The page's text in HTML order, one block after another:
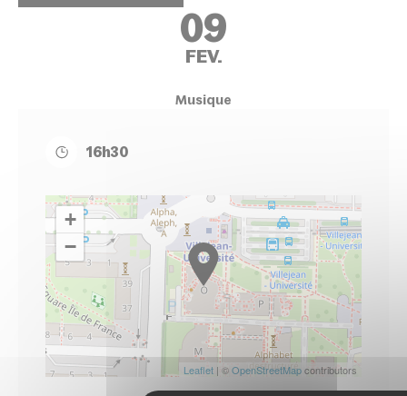
09
FEV.
Musique
16h30
+
−
Leaflet | ©OpenStreetMapcontributors